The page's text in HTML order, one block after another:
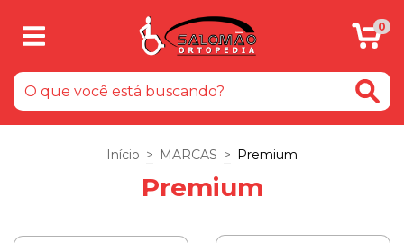
0
Início > MARCAS > Premium
Premium